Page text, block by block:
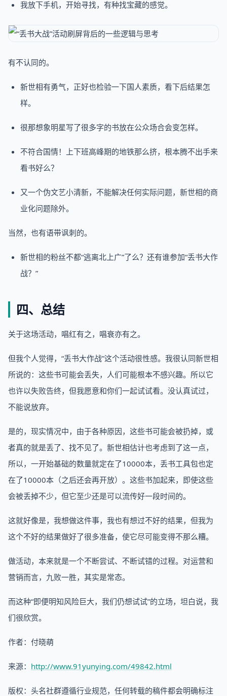
我放下手机，开始寻找，有种找宝藏的感觉。
有不认同的。
新世相有勇气，正好也检验一下国人素质，看下后结果怎
样。
很那想象明星写了很多字的书放在公众场合会变怎样。
不符合国情！上下班高峰期的地铁那么挤，根本腾不出手来
看书好么？
又一个伪文艺小清新，不能解决任何实际问题，新世相的商
业化问题除外。
当然，也有语带讽刺的。
新世相的粉丝不都“逃离北上广”了么？还有谁参加“丢书大作
战？”
四、总结
关于这场活动，唱红有之，唱衰亦有之。
但我个人觉得，“丢书大作战”这个活动很性感。我很认同新世相
所说的：这些书可能会丢失，人们可能根本不感兴趣。所以它
也许以失败告终，但我愿意和你们一起试试看。没认真试过，
不能说放弃。
是的，现实情况中，由于各种原因，这些书可能会被扔掉，或
者真的就是丢了、找不见了。新世相估计也考虑到了这一点，
所以，一开始基础的数量就定在了10000本，丢书工具包也定
在了10000本（之后还会再开放）。这些书加起来，即使这些
会被丢掉不少，但它至少还是可以流传好一段时间的。
这就好像是，我想做这件事，我也有想过不好的结果，但我为
这个不好的结果做好了很多准备，使它尽可能变得不那么糟。
做活动，本来就是一个不断尝试、不断试错的过程。对运营和
营销而言，九败一胜，其实是常态。
而这种“即便明知风险巨大，我们仍想试试”的立场，坦白说，我
们很欣赏。
作者：付晓萌
来源： http://www.91yunying.com/49842.html
版权：头名社群遵循行业规范，任何转载的稿件都会明确标注